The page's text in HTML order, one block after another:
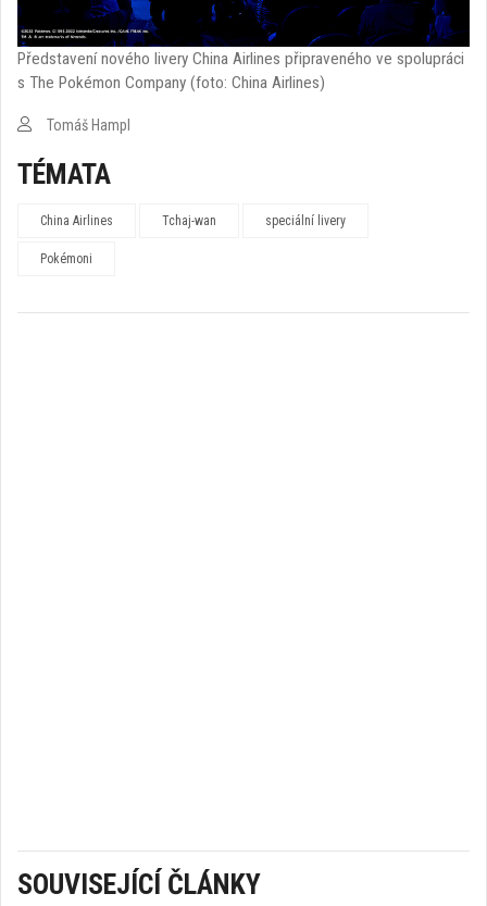
Představení nového livery China Airlines připraveného ve spolupráci
s The Pokémon Company (foto: China Airlines)
Tomáš Hampl
TÉMATA
China Airlines Tchaj-wan speciální livery
Pokémoni
SOUVISEJÍCÍ ČLÁNKY